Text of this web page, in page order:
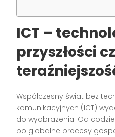
ICT –
przyszłości
Współczesny świat bez
komunikacyjnych (ICT)
do wyobrażenia. Od
po globalne procesy